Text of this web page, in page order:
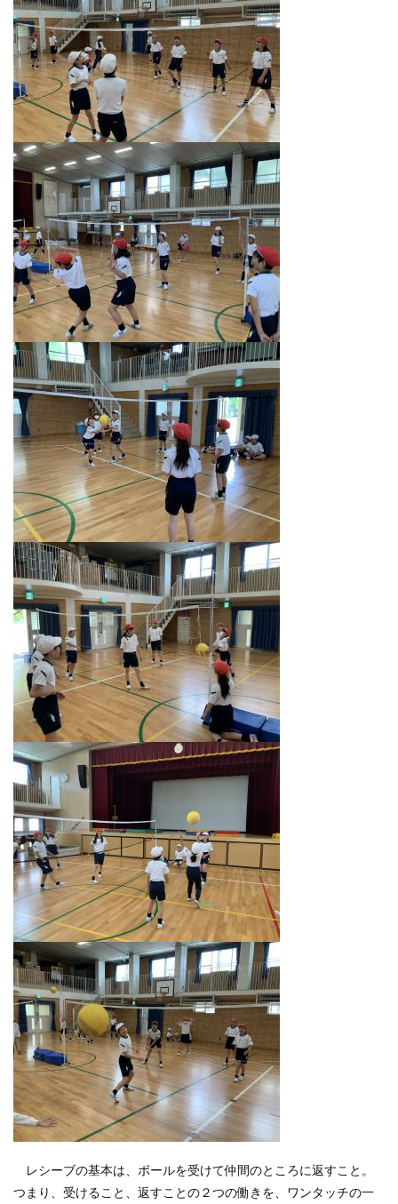
レシーブの基本は、ボールを受けて仲間のところに返すこと。
つまり、受けること、返すことの２つの働きを、ワンタッチの一